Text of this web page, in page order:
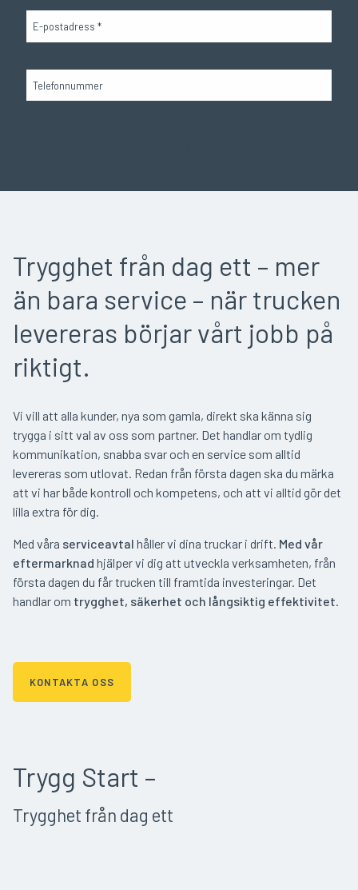
Trygghet från dag ett – mer
än bara service – när trucken
levereras börjar vårt jobb på
riktigt.
Vi vill att alla kunder, nya som gamla, direkt ska känna sig
trygga i sitt val av oss som partner. Det handlar om tydlig
kommunikation, snabba svar och en service som alltid
levereras som utlovat. Redan från första dagen ska du märka
att vi har både kontroll och kompetens, och att vi alltid gör det
lilla extra för dig.
Med våra serviceavtal håller vi dina truckar i drift. Med vår
eftermarknad hjälper vi dig att utveckla verksamheten, från
första dagen du får trucken till framtida investeringar. Det
handlar om trygghet, säkerhet och långsiktig effektivitet
KONTAKTA OSS
Trygg Start –
Trygghet från dag ett